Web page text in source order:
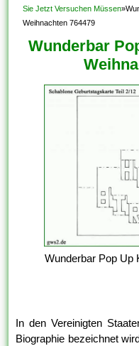
Sie Jetzt Versuchen Müssen»
Weihnachten 764479
Wunderbar
Wunderbar Pop Up
In den Vereinigten
Biographie bezeichnet